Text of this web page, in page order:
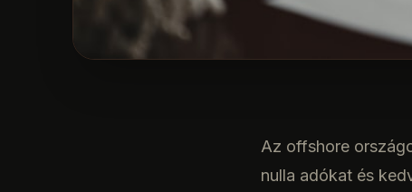
Az offshore
nulla adókat és